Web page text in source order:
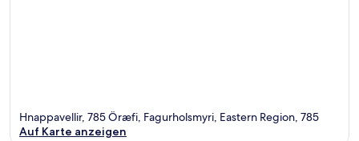
Hnappavellir, 785 Öræfi, Fagurholsmyri, Eastern Region, 785
Auf Karte anzeigen